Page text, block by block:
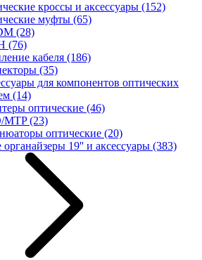
кроссы и аксессуары (152)
муфты (65)
(28)
(76)
кабеля (186)
(35)
для компонентов оптических
(14)
оптические (46)
MTP(23)
оптические (20)
19'' и аксессуары (383)